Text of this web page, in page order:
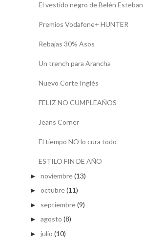
El vestido negro de Belén Esteban
Premios Vodafone+ HUNTER
Rebajas 30% Asos
Un trench para Arancha
Nuevo Corte Inglés
FELIZ NO CUMPLEAÑOS
Jeans Corner
El tiempo NO lo cura todo
ESTILO FIN DE AÑO
► noviembre(13)
► octubre(11)
► septiembre(9)
► agosto (8)
► julio (10)